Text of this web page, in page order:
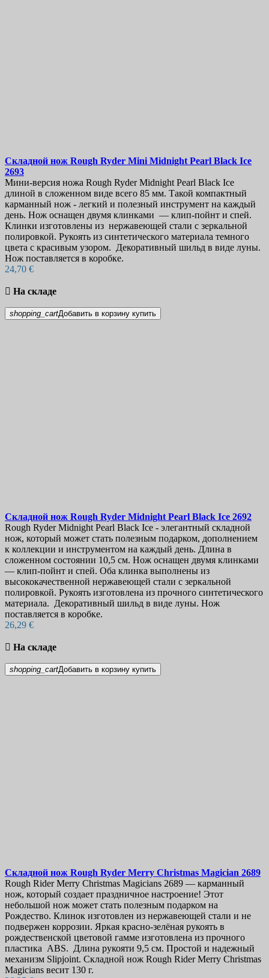
Складной нож Rough Ryder Mini Midnight Pearl Black Ice
2693
Мини-версия ножа Rough Ryder Midnight Pearl Black Ice
длиной в сложенном виде всего 85 мм. Такой компактный
карманный нож - легкий и полезный инструмент на каждый
день. Нож оснащен двумя клинками — клип-пойнт и спей.
Клинки изготовлены из нержавеющей стали с зеркальной
полировкой. Рукоять из синтетического материала темного
цвета с красивым узором. Декоративный шильд в виде луны.
Нож поставляется в коробке.
24,70 €
 На складе
shopping_cartДобавить в корзину купить
Складной нож Rough Ryder Midnight Pearl Black Ice 2692
Rough Ryder Midnight Pearl Black Ice - элегантный складной
нож, который может стать полезным подарком, дополнением
к коллекции и инструментом на каждый день. Длина в
сложенном состоянии 10,5 см. Нож оснащен двумя клинками
— клип-пойнт и спей. Оба клинка выполнены из
высококачественной нержавеющей стали с зеркальной
полировкой. Рукоять изготовлена из прочного синтетического
материала. Декоративный шильд в виде луны. Нож
поставляется в коробке.
26,29 €
 На складе
shopping_cartДобавить в корзину купить
Складной нож Rough Ryder Merry Christmas Magician 2689
Rough Rider Merry Christmas Magicians 2689 — карманный
нож, который создает праздничное настроение! Этот
небольшой нож может стать полезным подарком на
Рождество. Клинок изготовлен из нержавеющей стали и не
подвержен коррозии. Яркая красно-зелёная рукоять в
рождественской цветовой гамме изготовлена из прочного
пластика ABS. Длина рукояти 9,5 см. Простой и надежный
механизм Slipjoint. Складной нож Rough Rider Merry Christmas
Magicians весит 130 г.